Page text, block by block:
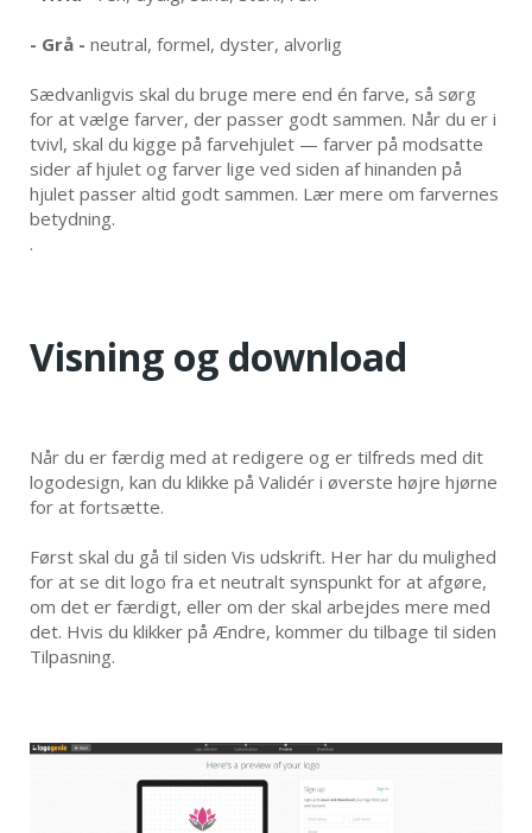
- Grå - neutral, formel, dyster, alvorlig
Sædvanligvis skal du bruge mere end én farve, så sørg
for at vælge farver, der passer godt sammen. Når du er i
tvivl, skal du kigge på farvehjulet — farver på modsatte
sider af hjulet og farver lige ved siden af hinanden på
hjulet passer altid godt sammen. Lær mere om farvernes
betydning.
.
Visning og download
Når du er færdig med at redigere og er tilfreds med dit
logodesign, kan du klikke på Validér i øverste højre hjørne
for at fortsætte.
Først skal du gå til siden Vis udskrift. Her har du mulighed
for at se dit logo fra et neutralt synspunkt for at afgøre,
om det er færdigt, eller om der skal arbejdes mere med
det. Hvis du klikker på Ændre, kommer du tilbage til siden
Tilpasning.